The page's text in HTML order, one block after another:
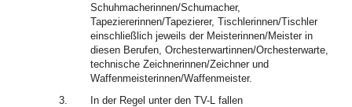
Schuhmacherinnen/Schumacher,
Tapeziererinnen/Tapezierer, Tischlerinnen/Tischler
einschließlich jeweils der Meisterinnen/Meister in
diesen Berufen, Orchesterwartinnen/Orchesterwarte,
technische Zeichnerinnen/Zeichner und
Waffenmeisterinnen/Waffenmeister.
3.
In der Regel unter den TV-L fallen